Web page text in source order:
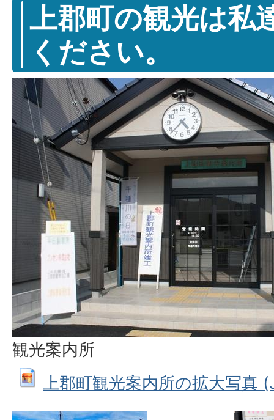
上郡町の観光は私
ください。
観光案内所
上郡町観光案内所の拡大写真